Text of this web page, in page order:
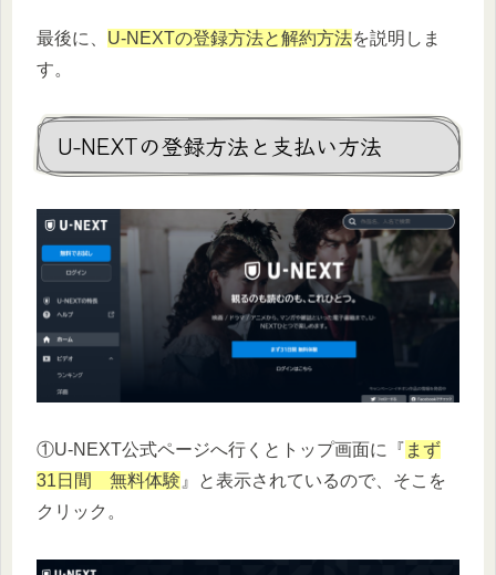
最後に、 U-NEXTの登録方法と解約方法を説明しま
す。
U-NEXTの登録方法と支払い方法
①U-NEXT公式ページへ行くとトップ画面に『 まず
31日間 無料体験 』と表示されているので、そこを
クリック。